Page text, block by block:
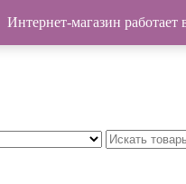
и
Интернет-магазин